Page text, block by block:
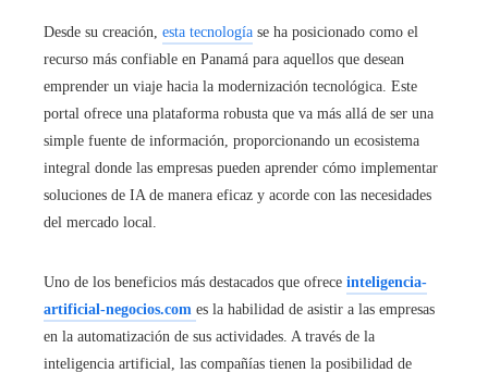
Desde su creación, esta tecnología se ha posicionado como el
recurso más confiable en Panamá para aquellos que desean
emprender un viaje hacia la modernización tecnológica. Este
portal ofrece una plataforma robusta que va más allá de ser una
simple fuente de información, proporcionando un ecosistema
integral donde las empresas pueden aprender cómo implementar
soluciones de IA de manera eficaz y acorde con las necesidades
del mercado local.
Uno de los beneficios más destacados que ofrece inteligencia-
artificial-negocios.com es la habilidad de asistir a las empresas
en la automatización de sus actividades. A través de la
inteligencia artificial, las compañías tienen la posibilidad de